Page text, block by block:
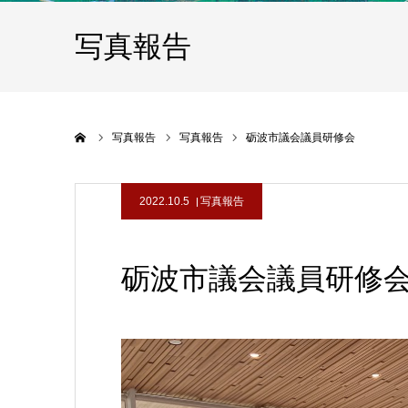
写真報告
写真報告 写真報告 砺波市議会議員研修会
2022.10.5 写真報告
砺波市議会議員研修